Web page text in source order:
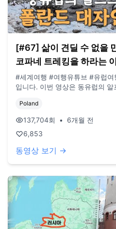
[#67] 삶이 견딜 수 없을
코파네 트레킹을 하라는
#세계여행 #여행유튜브 #유럽여행 여러분 안녕하세요,
입니다. 이번 영상은 동유럽의 알프스 자코파네에서 트레킹을
복한 하루 보내시길 바랍니다. 오늘도
이메일: biz@companyboat.com
dlstjr8585@naver.com 인스타그램:
GoPro12 black, Iphone 13 드론:
Poland
137,704회 •
6개월 전
6,853
동영상 보기 →